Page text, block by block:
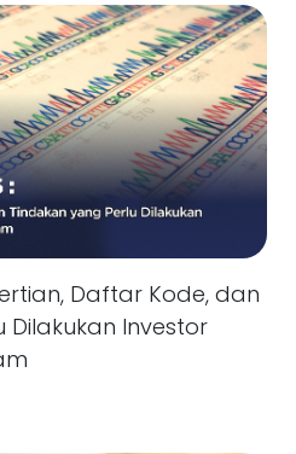
Daftar Kode, dan
Dilakukan Investor